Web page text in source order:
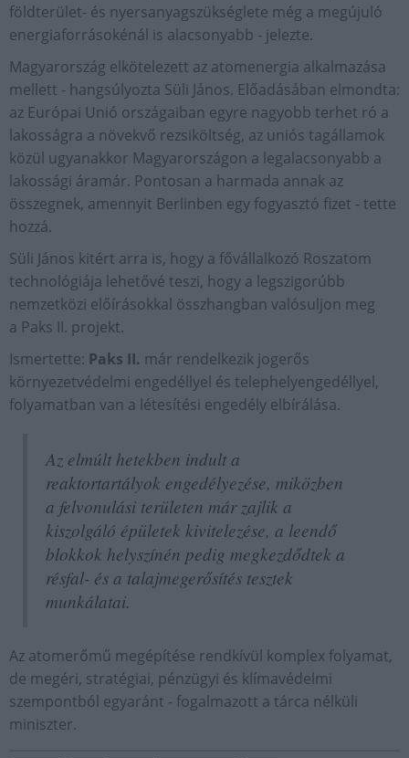
földterület- és nyersanyagszükséglete még a megújuló
energiaforrásokénál is alacsonyabb - jelezte.
Magyarország elkötelezett az atomenergia alkalmazása
mellett - hangsúlyozta Süli János. Előadásában elmondta:
az Európai Unió országaiban egyre nagyobb terhet ró a
lakosságra a növekvő rezsiköltség, az uniós tagállamok
közül ugyanakkor Magyarországon a legalacsonyabb a
lakossági áramár. Pontosan a harmada annak az
összegnek, amennyit Berlinben egy fogyasztó fizet - tette
hozzá.
Süli János kitért arra is, hogy a fővállalkozó Roszatom
technológiája lehetővé teszi, hogy a legszigorúbb
nemzetközi előírásokkal összhangban valósuljon meg
a Paks II. projekt.
Ismertette: Paks II. már rendelkezik jogerős
környezetvédelmi engedéllyel és telephelyengedéllyel,
folyamatban van a létesítési engedély elbírálása.
Az elmúlt hetekben indult a
reaktortartályok engedélyezése, miközben
a felvonulási területen már zajlik a
kiszolgáló épületek kivitelezése, a leendő
blokkok helyszínén pedig megkezdődtek a
résfal- és a talajmegerősítés tesztek
munkálatai.
Az atomerőmű megépítése rendkívül komplex folyamat,
de megéri, stratégiai, pénzügyi és klímavédelmi
szempontból egyaránt - fogalmazott a tárca nélküli
miniszter.